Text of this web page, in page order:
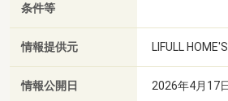
条件等
情報提供元 LIFULL
情報公開日 2026年4月17